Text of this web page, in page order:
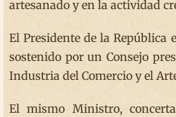
artesanado y en la actividad
El Presidente de la República
sostenido por un Consejo
Industria del Comercio y el
El mismo Ministro,